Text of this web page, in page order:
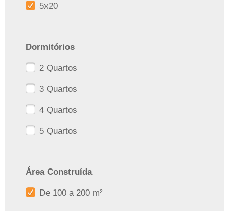
5x20
Dormitórios
2 Quartos
3 Quartos
4 Quartos
5 Quartos
Área Construída
De 100 a 200 m²